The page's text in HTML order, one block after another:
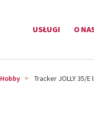
USŁUGI O
Tracker JOLLY 35/